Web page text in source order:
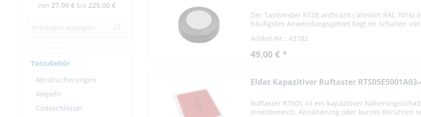
Marantec
WTS
von 27,00 € bis 225,00 €
Torzubehör
Abrollsicherungen
Ampeln
Codeschlösser
Der Tastsender RT28 anthrazit ( ähnlich RAL
häufigstes Anwendungsgebiet liegt im Schalten
Artikel-Nr.: 43782
49,00 € *
Eldat Kapazitiver Ruftaster
Ruftaster RTS05 ist ein kapazitiver
Innenbereich. Annäherung oder kurzes Berühren